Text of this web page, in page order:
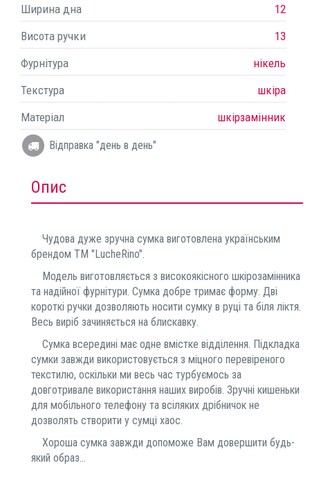
Ширина дна
12
Висота ручки
13
Фурнітура
нікель
Текстура
шкіра
Матеріал
шкірзамінник
Відправка "день в день"
Опис
Чудова дуже зручна сумка виготовлена українським
брендом ТМ "LucheRino".
Модель виготовляється з високоякісного шкірозамінника
та надійної фурнітури. Сумка добре тримає форму. Дві
короткі ручки дозволяють носити сумку в руці та біля ліктя.
Весь виріб зачиняється на блискавку.
Сумка всередині має одне вмістке відділення. Підкладка
сумки завжди використовується з міцного перевіреного
текстилю, оскільки ми весь час турбуємось за
довготривале використання наших виробів. Зручні кишеньки
для мобільного телефону та всіляких дрібничок не
дозволять створити у сумці хаос.
Хороша сумка завжди допоможе Вам довершити будь-
який образ...